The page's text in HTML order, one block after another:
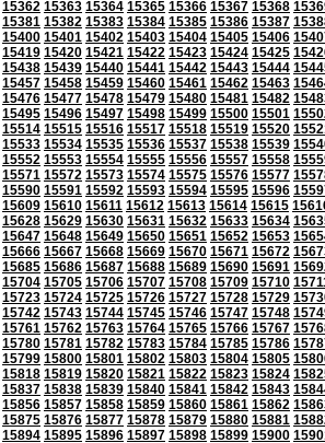
15362 15363 15364 15365 15366 15367 15368
15381 15382 15383 15384 15385 15386 15387
15400 15401 15402 15403 15404 15405 15406
15419 15420 15421 15422 15423 15424 15425
15438 15439 15440 15441 15442 15443 15444
15457 15458 15459 15460 15461 15462 15463
15476 15477 15478 15479 15480 15481 15482
15495 15496 15497 15498 15499 15500 15501
15514 15515 15516 15517 15518 15519 15520
15533 15534 15535 15536 15537 15538 15539
15552 15553 15554 15555 15556 15557 15558
15571 15572 15573 15574 15575 15576 15577
15590 15591 15592 15593 15594 15595 15596
15609 15610 15611 15612 15613 15614 15615
15628 15629 15630 15631 15632 15633 15634
15647 15648 15649 15650 15651 15652 15653
15666 15667 15668 15669 15670 15671 15672
15685 15686 15687 15688 15689 15690 15691
15704 15705 15706 15707 15708 15709 15710
15723 15724 15725 15726 15727 15728 15729
15742 15743 15744 15745 15746 15747 15748
15761 15762 15763 15764 15765 15766 15767
15780 15781 15782 15783 15784 15785 15786
15799 15800 15801 15802 15803 15804 15805
15818 15819 15820 15821 15822 15823 15824
15837 15838 15839 15840 15841 15842 15843
15856 15857 15858 15859 15860 15861 15862
15875 15876 15877 15878 15879 15880 15881
15894 15895 15896 15897 15898 15899 15900